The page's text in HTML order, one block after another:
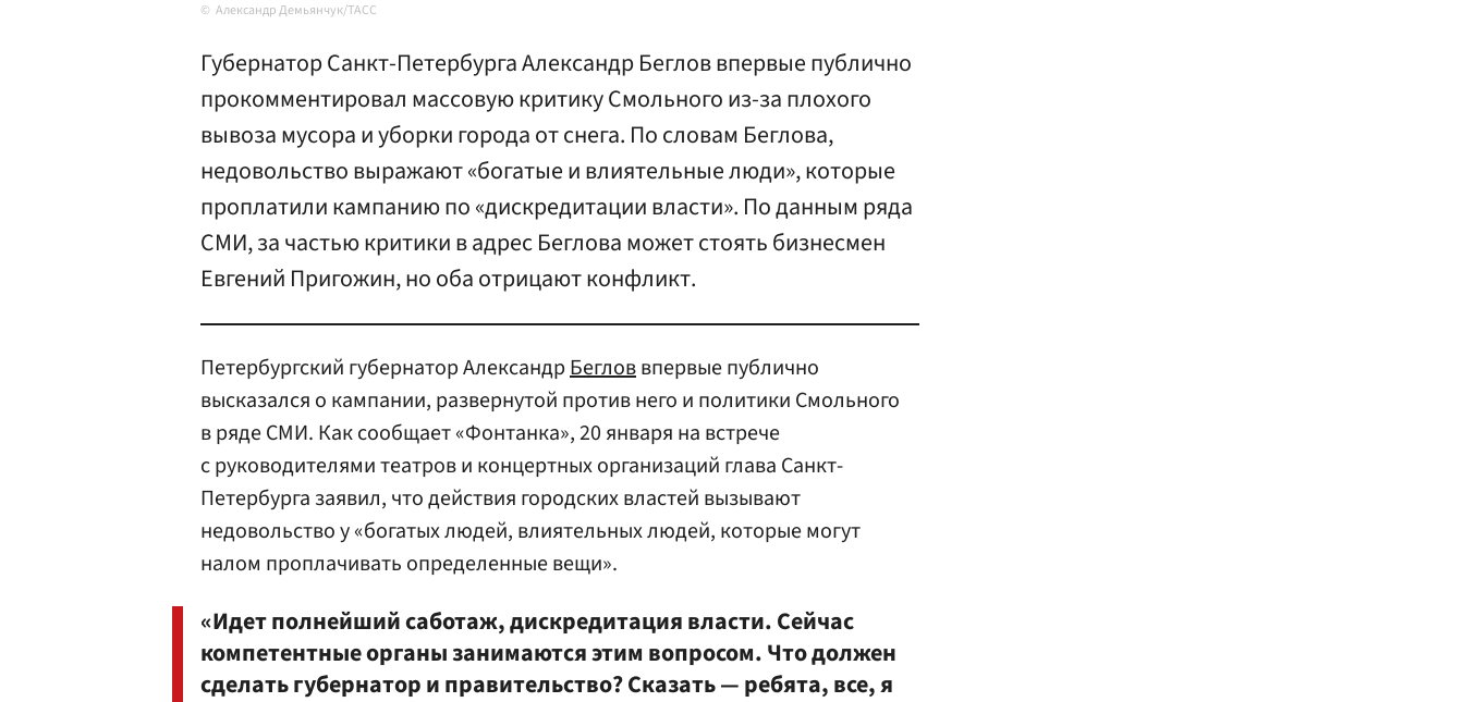
Александр Демьянчук/ТАСС
Губернатор Санкт-Петербурга Александр Беглов впервые публично
прокомментировал массовую критику Смольного из-за плохого
вывоза мусора и уборки города от снега. По словам Беглова,
недовольство выражают «богатые и влиятельные люди», которые
проплатили кампанию по «дискредитации власти». По данным ряда
СМИ, за частью критики в адрес Беглова может стоять бизнесмен
Евгений Пригожин, но оба отрицают конфликт.
Петербургский губернатор АлександрБегловвпервые публично
высказался о кампании, развернутой против него и политики Смольного
в ряде СМИ. Как сообщает «Фонтанка», 20 января на встрече
с руководителями театров и концертных организаций глава Санкт-
Петербурга заявил, что действия городских властей вызывают
недовольство у «богатых людей, влиятельных людей, которые могут
налом проплачивать определенные вещи».
«Идет полнейший саботаж, дискредитация власти. Сейчас
компетентные органы занимаются этим вопросом. Что должен
сделать губернатор и правительство? Сказать — ребята, все, я